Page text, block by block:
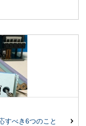
すべき6つのこと